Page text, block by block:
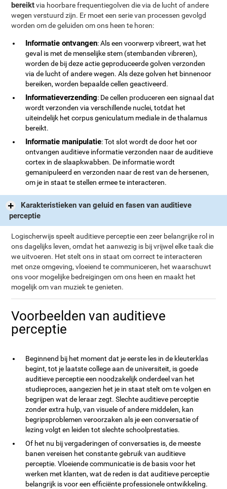
bereiktvia hoorbare frequentiegolven die via de lucht of andere
wegen verstuurd zijn. Er moet een serie van processen gevolgd
worden om de geluiden om ons heen te horen:
Informatie ontvangen: Als een voorwerp vibreert, wat het
geval is met de menselijke stem (stembanden vibreren),
worden de bij deze actie geproduceerde golven verzonden
via de lucht of andere wegen. Als deze golven het binnenoor
bereiken, worden bepaalde cellen geactiveerd.
Informatieverzending: De cellen produceren een signaal dat
wordt verzonden via verschillende nuclei, totdat het
uiteindelijk het corpus geniculatum mediale in de thalamus
bereikt.
Informatie manipulatie: Tot slot wordt de door het oor
ontvangen auditieve informatie verzonden naar de auditieve
cortex in de slaapkwabben. De informatie wordt
gemanipuleerd en verzonden naar de rest van de hersenen,
om je in staat te stellen ermee te interacteren.
Karakteristieken van geluid en fasen van auditieve
perceptie
Logischerwijs speelt auditieve perceptie een zeer belangrijke rol in
ons dagelijks leven, omdat het aanwezig is bij vrijwel elke taak die
we uitvoeren. Het stelt ons in staat om correct te interacteren
met onze omgeving, vloeiend te communiceren, het waarschuwt
ons voor mogelijke bedreigingen om ons heen en maakt het
mogelijk om van muziek te genieten.
Voorbeelden van auditieve
perceptie
Beginnend bij het moment dat je eerste les in de kleuterklas
begint, tot je laatste college aan de universiteit, is goede
auditieve perceptie een noodzakelijk onderdeel van het
studieproces, aangezien het je in staat stelt om te volgen en
begrijpen wat de leraar zegt. Slechte auditieve perceptie
zonder extra hulp, van visuele of andere middelen, kan
begripsproblemen veroorzaken als je een conversatie of
lezing volgt en leiden tot slechte schoolprestaties.
Of het nu bij vergaderingen of conversaties is, de meeste
banen vereisen het constante gebruik van auditieve
perceptie. Vloeiende communicatie is de basis voor het
werken met klanten, wat de reden is dat auditieve perceptie
belangrijk is voor een efficiënte professionele ontwikkeling.